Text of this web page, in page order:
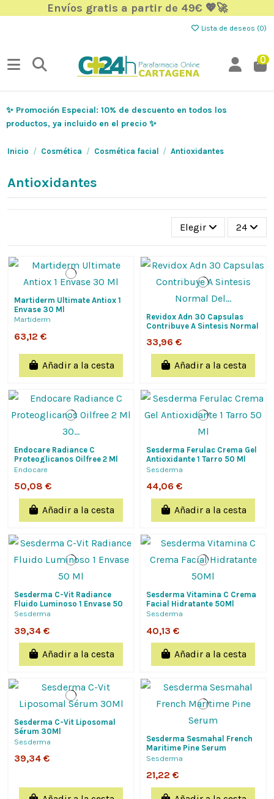
Envíos gratis a partir de 49€ 💖🚀
Lista de deseos (0)
0
✨ Promoción Especial: 10% de descuento en todos los
productos, ya incluido en el precio ✨
Inicio Cosmética Cosmética facial Antioxidantes
Antioxidantes
Elegir 24
Martiderm Ultimate Antiox 1
Envase 30 Ml
Martiderm
63,12 €
Añadir a la cesta
Revidox Adn 30 Capsulas
Contribuye A Sintesis Normal
Celular...
33,96 €
Añadir a la cesta
Endocare Radiance C
Proteoglicanos Oilfree 2 Ml
30 Ampollas Ilumina Hidrata
Endocare
50,08 €
Añadir a la cesta
Sesderma Ferulac Crema Gel
Antioxidante 1 Tarro 50 Ml
Sesderma
44,06 €
Añadir a la cesta
Sesderma C-Vit Radiance
Fluido Luminoso 1 Envase 50
Ml
Sesderma
39,34 €
Añadir a la cesta
Sesderma Vitamina C Crema
Facial Hidratante 50Ml
Sesderma
40,13 €
Añadir a la cesta
Sesderma C-Vit Liposomal
Sérum 30Ml
Sesderma
39,34 €
Sesderma Sesmahal French
Maritime Pine Serum
Sesderma
21,22 €